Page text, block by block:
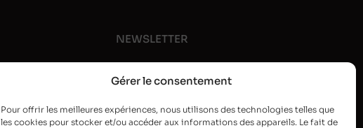
Gérer le consentement
Pour offrir les meilleures expériences, nous utilisons des technologies telles que
les cookies pour stocker et/ou accéder aux informations des appareils. Le fait de
NEWSLETTER